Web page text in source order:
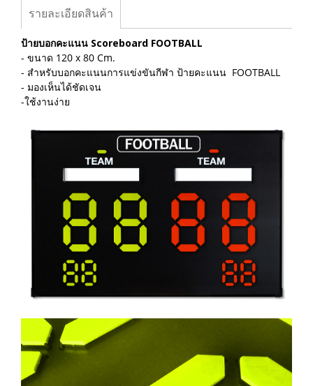
รายละเอียดสินค้า
ป้ายบอกคะแนน Scoreboard FOOTBALL
- ขนาด 120 x 80 Cm.
- สำหรับบอกคะแนนการแข่งขันกีฬา ป้ายคะแนน FOOTBALL
- มองเห็นได้ชัดเจน
-ใช้งานง่าย